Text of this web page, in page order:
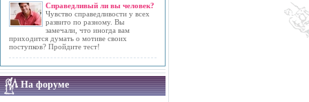
Справедливый ли вы человек?
Чувство справедливости у всех
развито по разному. Вы
замечали, что иногда вам
приходится думать о мотиве своих
поступков? Пройдите тест!
На форуме